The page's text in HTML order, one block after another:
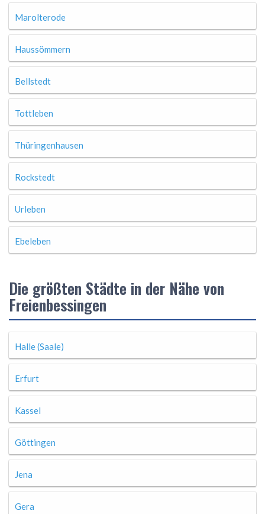
Marolterode
Haussömmern
Bellstedt
Tottleben
Thüringenhausen
Rockstedt
Urleben
Ebeleben
Die größten Städte in der Nähe von
Freienbessingen
Halle (Saale)
Erfurt
Kassel
Göttingen
Jena
Gera